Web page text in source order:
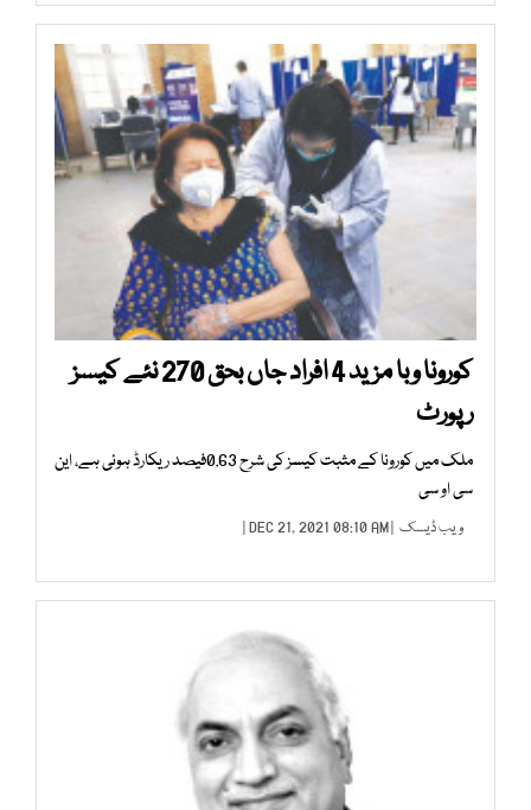
کورونا وبا مزید 4 افراد جاں بحق 270 نئے کیسز
رپورٹ
ملک میں کورونا کے مثبت کیسز کی شرح 0.63فیصد ریکارڈ ہوئی ہے، این
سی او سی
ویب ڈیسک | DEC 21, 2021 08:10 AM |